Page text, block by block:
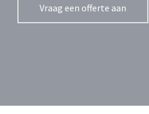
Vraag een offerte aan